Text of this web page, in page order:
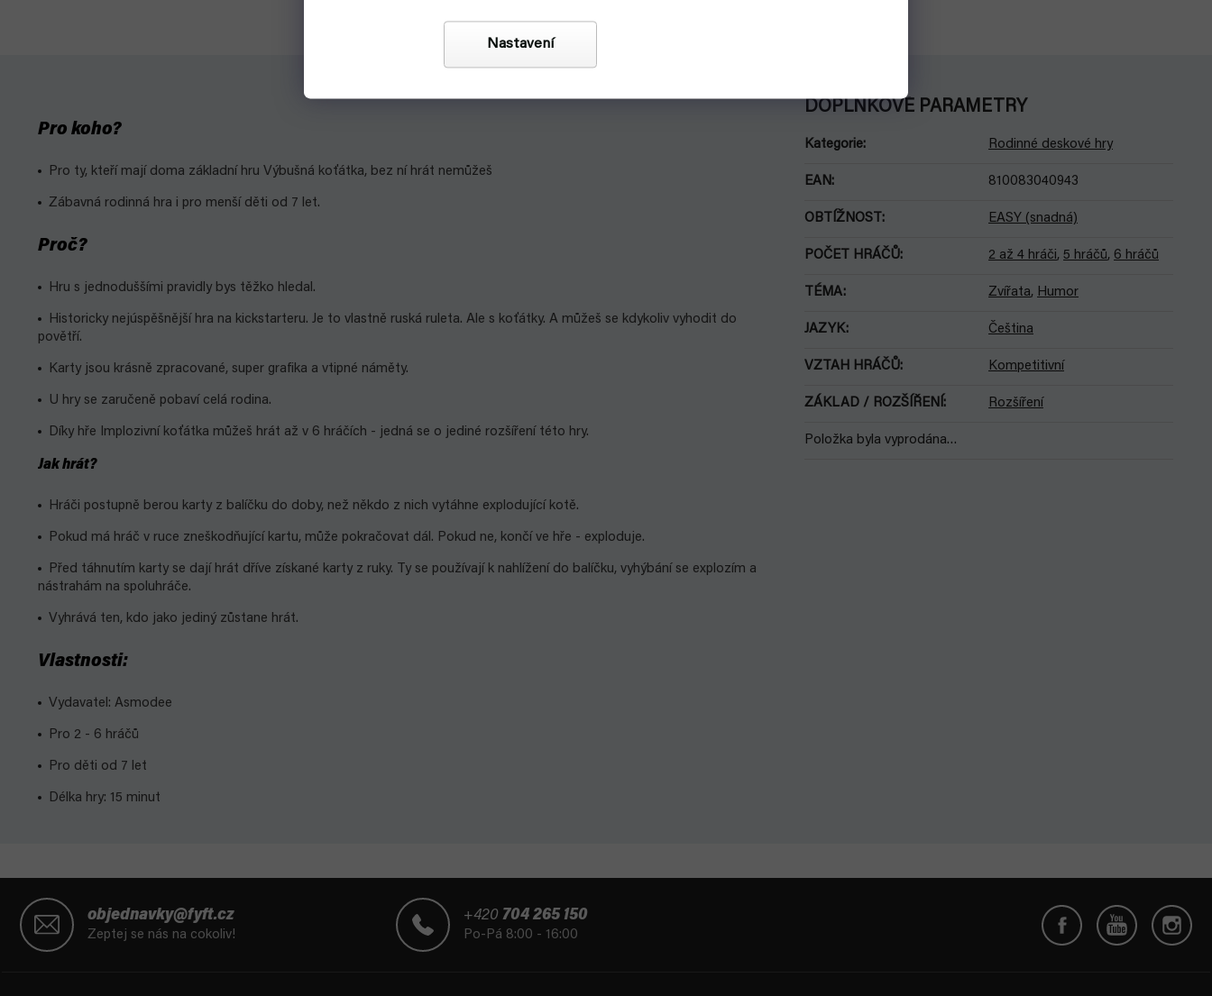
Nastavení
Pro koho?
Pro ty, kteří mají doma základní hru Výbušná koťátka, bez ní hrát nemůžeš
Zábavná rodinná hra i pro menší děti od 7 let.
Proč?
Hru s jednoduššími pravidly bys těžko hledal.
Historicky nejúspěšnější hra na kickstarteru. Je to vlastně ruská ruleta. Ale s koťátky. A můžeš se kdykoliv vyhodit do
povětří.
Karty jsou krásně zpracované, super grafika a vtipné náměty.
U hry se zaručeně pobaví celá rodina.
Díky hře Implozivní koťátka můžeš hrát až v 6 hráčích - jedná se o jediné rozšíření této hry.
Jak hrát?
Hráči postupně berou karty z balíčku do doby, než někdo z nich vytáhne explodující kotě.
Pokud má hráč v ruce zneškodňující kartu, může pokračovat dál. Pokud ne, končí ve hře - exploduje.
Před táhnutím karty se dají hrát dříve získané karty z ruky. Ty se používají k nahlížení do balíčku, vyhýbání se explozím a
nástrahám na spoluhráče.
Vyhrává ten, kdo jako jediný zůstane hrát.
Vlastnosti:
Vydavatel: Asmodee
Pro 2 - 6 hráčů
Pro děti od 7 let
Délka hry: 15 minut
DOPLŇKOVÉ PARAMETRY
Kategorie: Rodinné deskové hry
EAN: 810083040943
OBTÍŽNOST : EASY (snadná)
POČET HRÁČŮ: 2 až 4 hráči,5 hráčů, 6 hráčů
TÉMA: Zvířata, Humor
JAZYK: Čeština
VZTAH HRÁČŮ: Kompetitivní
ZÁKLAD / ROZŠÍŘENÍ: Rozšíření
Položka byla vyprodána…
objednavky@fyft.cz
Zeptej se nás na cokoliv!
+420 704 265 150
Po-Pá 8:00 - 16:00